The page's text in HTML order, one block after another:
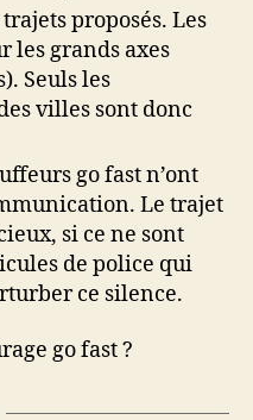
proposés. Les
les grands axes
Seuls les
villes sont donc
go fast n’ont
Le trajet
si ce ne sont
de police qui
ce silence.
go fast ?